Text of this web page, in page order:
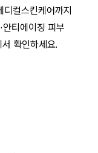
디컬스킨케어까지
안티에이징 피부
확인하세요.